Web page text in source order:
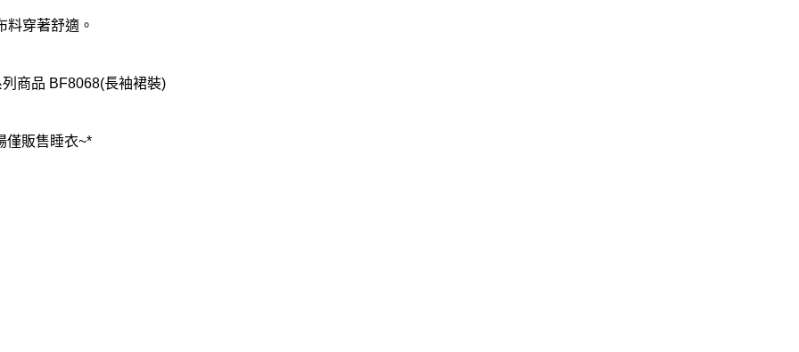
料穿著舒適。
商品 BF8068(長袖裙裝)
僅販售睡衣~*